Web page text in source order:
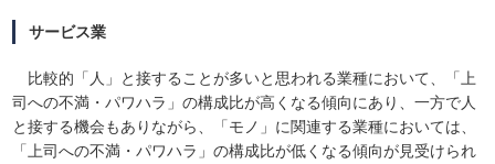
サービス業
比較的「人」と接することが多いと思われる業種において、「上
司への不満・パワハラ」の構成比が高くなる傾向にあり、一方で人
と接する機会もありながら、「モノ」に関連する業種においては、
「上司への不満・パワハラ」の構成比が低くなる傾向が見受けられ